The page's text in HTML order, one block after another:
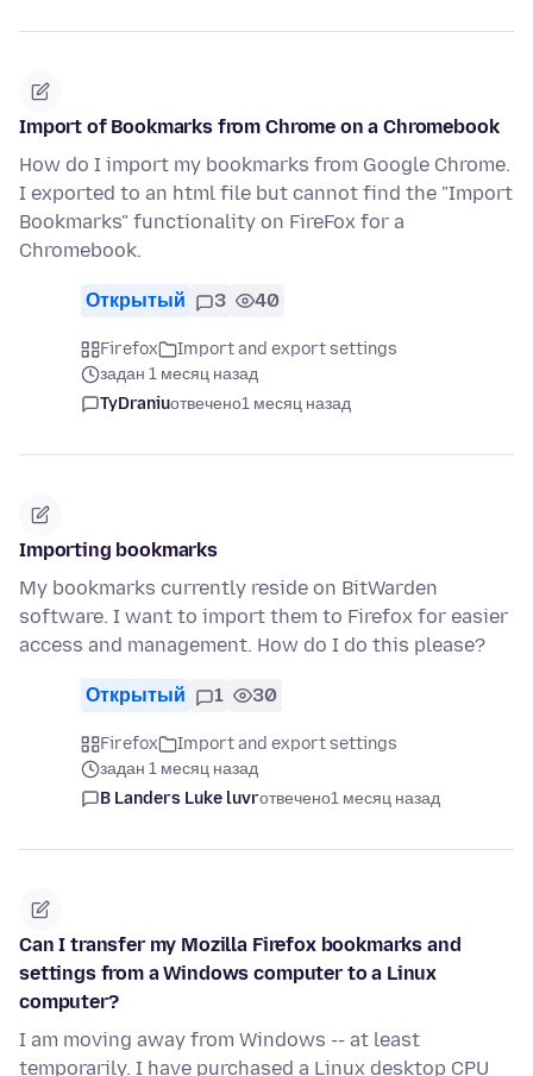
Import of Bookmarks from Chrome on a Chromebook
How do I import my bookmarks from Google Chrome.
I exported to an html file but cannot find the "Import
Bookmarks" functionality on FireFox for a
Chromebook.
Открытый 3 40
Firefox
Import and export settings
задан 1 месяц назад
TyDraniuотвечено1 месяц назад
Importing bookmarks
My bookmarks currently reside on BitWarden
software. I want to import them to Firefox for easier
access and management. How do I do this please?
Открытый 1 30
Firefox
Import and export settings
задан 1 месяц назад
B Landers Luke luvrотвечено1 месяц назад
Can I transfer my Mozilla Firefox bookmarks and
settings from a Windows computer to a Linux
computer?
I am moving away from Windows -- at least
temporarily. I have purchased a Linux desktop CPU